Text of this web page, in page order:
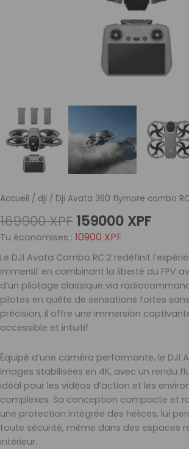
Accueil / dji / Dji Avata 360 flymore combo
169900XPF 159000 XPF
Tu économises : 10900 XPF
Le DJI Avata Combo RC 2 redéfinit
immersif en combinant la liberté du FPV
d’un pilotage classique via
pilotes en quête de sensations fortes
précision, il offre une immersion
accessible et intuitif.
Équipé d’une caméra performante, le DJI
images stabilisées en 4K, avec un rendu
idéal pour les vidéos d’action et les
complexes. Sa conception compacte et
une protection intégrée des hélices, lui
toute sécurité, même dans des espaces
intérieur.